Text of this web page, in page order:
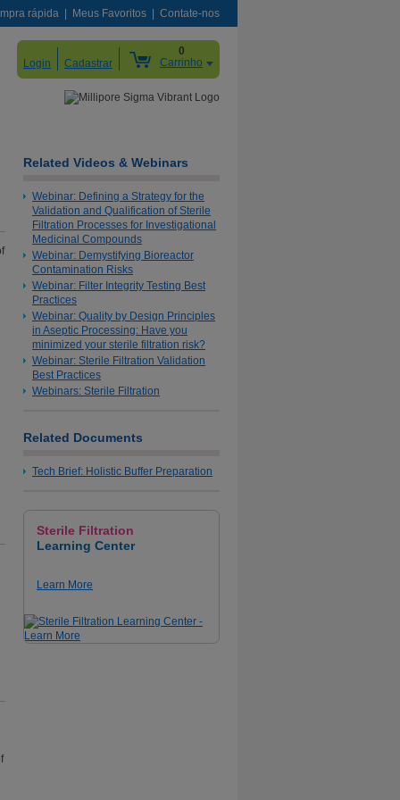
rápida Meus Favoritos Contate-nos
Login Cadastrar
0
Carrinho
Related Videos & Webinars
Webinar: Defining a Strategy for the
Validation and Qualification of Sterile
Filtration Processes for Investigational
Medicinal Compounds
Webinar: Demystifying Bioreactor
Contamination Risks
Webinar: Filter Integrity Testing Best
Practices
Webinar: Quality by Design Principles
in Aseptic Processing: Have you
minimized your sterile filtration risk?
Webinar: Sterile Filtration Validation
Best Practices
Webinars: Sterile Filtration
Related Documents
Tech Brief: Holistic Buffer Preparation
Sterile Filtration
Learning Center
Learn More